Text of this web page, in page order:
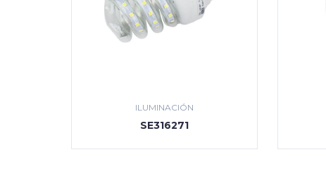
ILUMINACIÓN
SE316271